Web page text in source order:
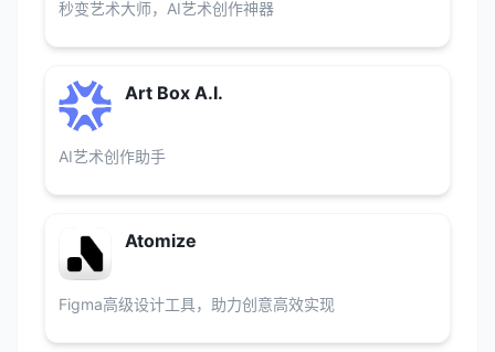
秒变艺术大师，AI艺术创作神器
Art Box A.I.
AI艺术创作助手
Atomize
Figma高级设计工具，助力创意高效实现